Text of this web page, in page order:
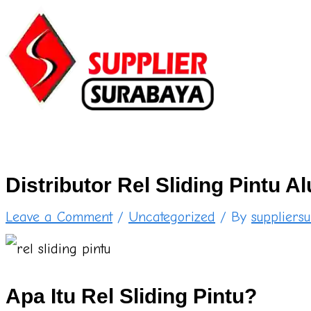
to
content
Distributor Rel Sliding Pintu
Leave a Comment / Uncategorized / By
Apa Itu Rel Sliding Pintu?